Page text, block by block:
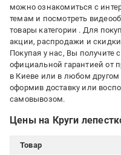
можно ознакомиться с
темам и посмотреть
товары категории . Для
акции, распродажи и
Покупая у нас, Вы получите
официальной гарантией от
в Киеве или в любом другом
оформив доставку или
самовывозом.
Цены на Круги
Товар